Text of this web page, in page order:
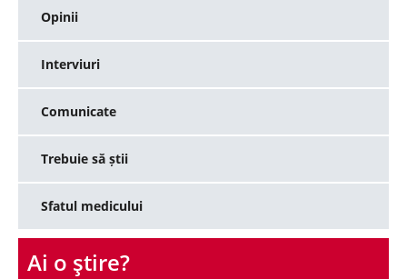
Opinii
Interviuri
Comunicate
Trebuie să știi
Sfatul medicului
Ai o ştire?